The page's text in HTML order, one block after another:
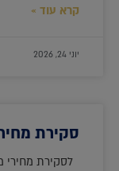
קרא עוד »
יוני 24, 2026
סקירת מחירי
לסקירת